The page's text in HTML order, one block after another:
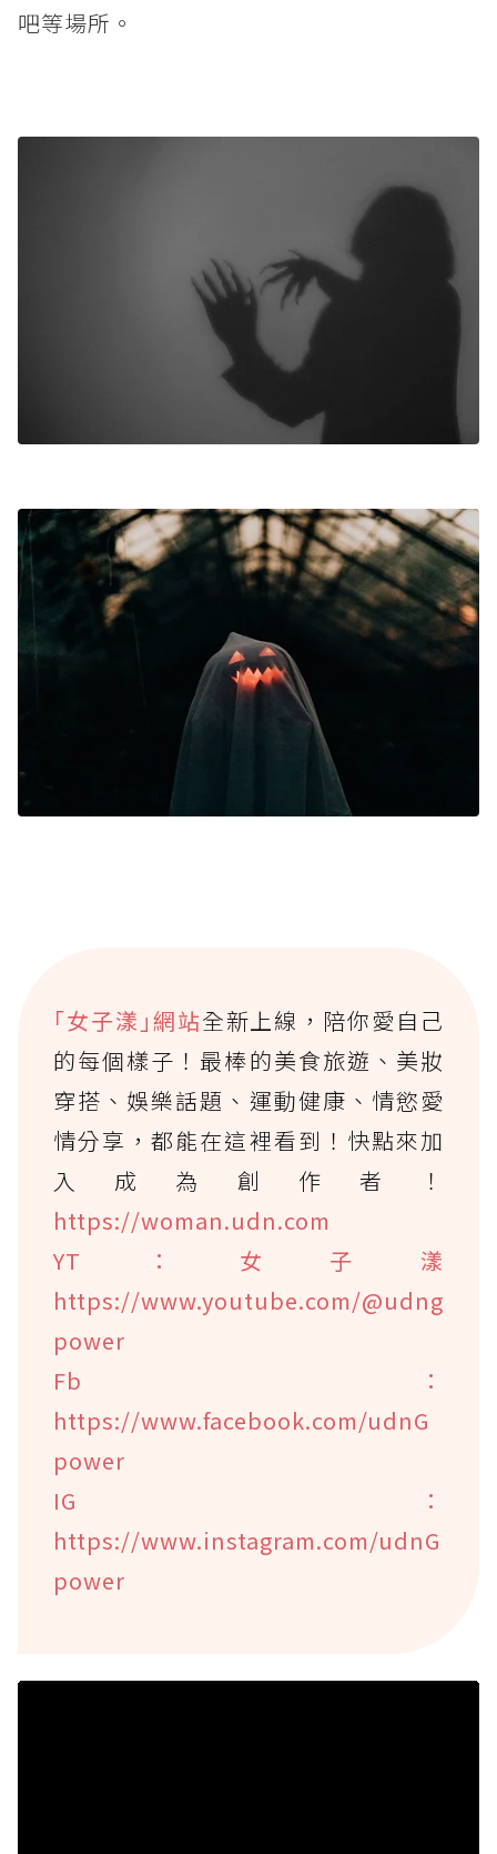
吧等場所。
｢女子漾｣網站全新上線，陪你愛自己
的每個樣子！最棒的美食旅遊、美妝
穿搭、娛樂話題、運動健康、情慾愛
情分享，都能在這裡看到！快點來加
入成為創作者！
https://woman.udn.com
YT：女子漾
https://www.youtube.com/@udng
power
Fb：
https://www.facebook.com/udnG
power
IG：
https://www.instagram.com/udnG
power